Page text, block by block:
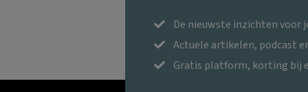
De nieuwste inzichten voor
Actuele artikelen, podcast
Gratis platform, korting bij